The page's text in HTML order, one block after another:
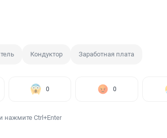
Кондуктор Заработная плата
0 0
нажмите Ctrl+Enter